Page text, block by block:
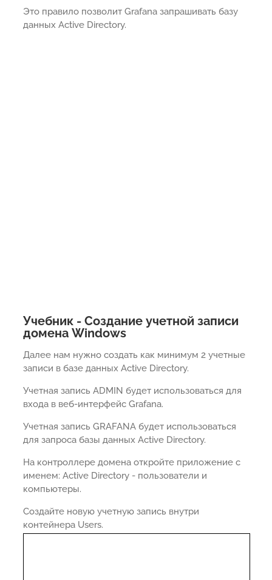
Это правило позволит Grafana запрашивать базу
данных Active Directory.
Учебник - Создание учетной записи
домена Windows
Далее нам нужно создать как минимум 2 учетные
записи в базе данных Active Directory.
Учетная запись ADMIN будет использоваться для
входа в веб-интерфейс Grafana.
Учетная запись GRAFANA будет использоваться
для запроса базы данных Active Directory.
На контроллере домена откройте приложение с
именем: Active Directory - пользователи и
компьютеры.
Создайте новую учетную запись внутри
контейнера Users.